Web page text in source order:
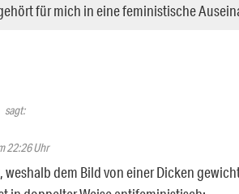
für mich in eine feministische
sagt:
22:26 Uhr
weshalb dem Bild von einer Dicken